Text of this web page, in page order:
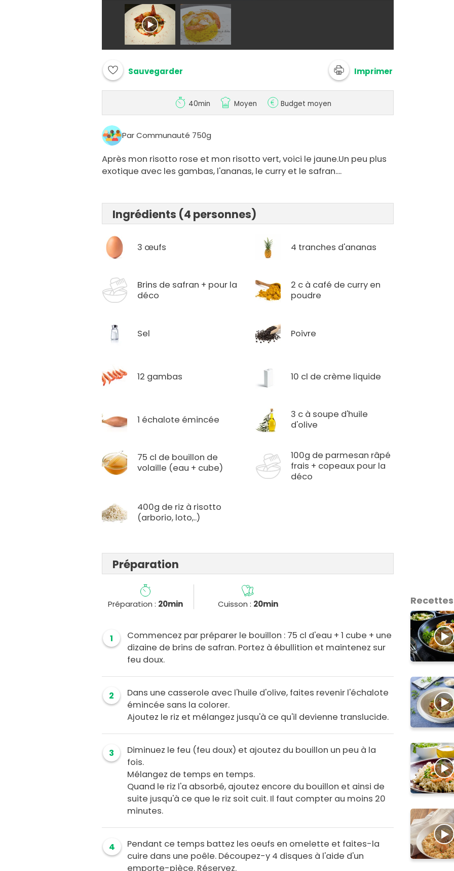
Sauvegarder Imprimer
40min Moyen Budget moyen
Par Communauté 750g
Après mon risotto rose et mon risotto vert, voici le jaune.Un peu plus
exotique avec les gambas, l'ananas, le curry et le safran....
Ingrédients (4 personnes)
3 œufs 4 tranches d'ananas
Brins de safran + pour la
déco
2 c à café de curry en
poudre
Sel Poivre
12 gambas 10 cl de crème liquide
1 échalote émincée
3 c à soupe d'huile
d'olive
75 cl de bouillon de
volaille (eau + cube)
100g de parmesan râpé
frais + copeaux pour la
déco
400g de riz à risotto
(arborio, loto,..)
Préparation
Préparation : 20min Cuisson : 20min
1
Commencez par préparer le bouillon : 75 cl d'eau + 1 cube + une
dizaine de brins de safran. Portez à ébullition et maintenez sur
feu doux.
2
Dans une casserole avec l'huile d'olive, faites revenir l'échalote
émincée sans la colorer.
Ajoutez le riz et mélangez jusqu'à ce qu'il devienne translucide.
3
Diminuez le feu (feu doux) et ajoutez du bouillon un peu à la
fois.
Mélangez de temps en temps.
Quand le riz l'a absorbé, ajoutez encore du bouillon et ainsi de
suite jusqu'à ce que le riz soit cuit. Il faut compter au moins 20
minutes.
4
Pendant ce temps battez les oeufs en omelette et faites-la
cuire dans une poêle. Découpez-y 4 disques à l'aide d'un
emporte-pièce. Réservez.